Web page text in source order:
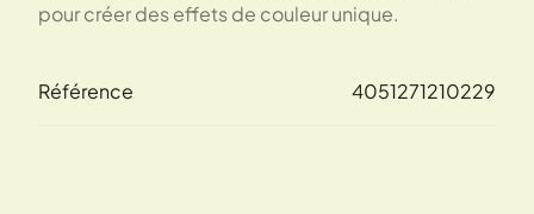
pour créer des effets de couleur unique.
Référence 4051271210229